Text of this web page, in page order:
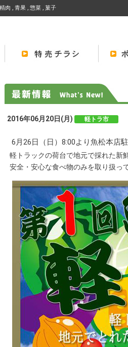
肉 , 青果 , 惣菜 , 菓子
2016年06月20日(月) 軽トラ市
6月26日（日）8:00より魚松本店
軽トラックの荷台で地元で採れた新
安全・安心な食べ物のみを取り扱っ